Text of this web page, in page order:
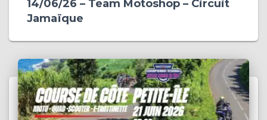
14/06/26 – Team Motoshop – Circuit
Jamaïque